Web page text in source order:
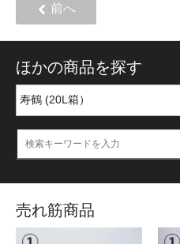
前へ
ほかの商品を探す
売れ筋商品